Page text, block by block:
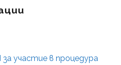
участие в процедура